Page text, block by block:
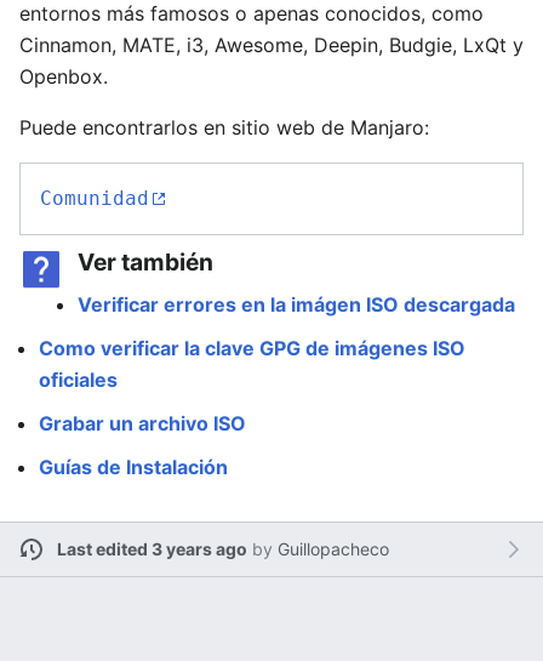
entornos más famosos o apenas conocidos, como
Cinnamon, MATE, i3, Awesome, Deepin, Budgie, LxQt y
Openbox.
Puede encontrarlos en sitio web de Manjaro:
Comunidad
Ver también
Verificar errores en la imágen ISO descargada
Como verificar la clave GPG de imágenes ISO
oficiales
Grabar un archivo ISO
Guías de Instalación
Last edited 3 years ago by Guillopacheco